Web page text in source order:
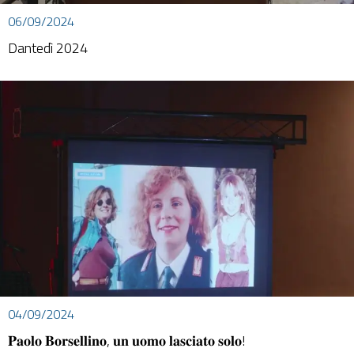
06/09/2024
Dantedì 2024
04/09/2024
𝐏𝐚𝐨𝐥𝐨 𝐁𝐨𝐫𝐬𝐞𝐥𝐥𝐢𝐧𝐨, 𝐮𝐧 𝐮𝐨𝐦𝐨 𝐥𝐚𝐬𝐜𝐢𝐚𝐭𝐨 𝐬𝐨𝐥𝐨!